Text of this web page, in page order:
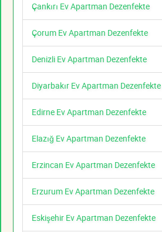
Çankırı Ev Apartman Dezenfekte
Çorum Ev Apartman Dezenfekte
Denizli Ev Apartman Dezenfekte
Diyarbakır Ev Apartman Dezenfekte
Edirne Ev Apartman Dezenfekte
Elazığ Ev Apartman Dezenfekte
Erzincan Ev Apartman Dezenfekte
Erzurum Ev Apartman Dezenfekte
Eskişehir Ev Apartman Dezenfekte